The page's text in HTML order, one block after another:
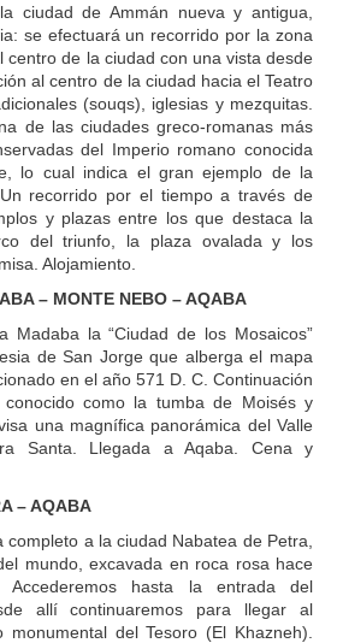
ciudad de Ammán nueva y antigua,
se efectuará un recorrido por la zona
centro de la ciudad con una vista desde
al centro de la ciudad hacia el Teatro
(souqs), iglesias y mezquitas.
de las ciudades greco-romanas más
del Imperio romano conocida
lo cual indica el gran ejemplo de la
recorrido por el tiempo a través de
y plazas entre los que destaca la
del triunfo, la plaza ovalada y los
Alojamiento.
– MONTE NEBO – AQABA
Madaba la “Ciudad de los Mosaicos”
de San Jorge que alberga el mapa
en el año 571 D. C. Continuación
como la tumba de Moisés y
una magnífica panorámica del Valle
Santa. Llegada a Aqaba. Cena y
– AQABA
a la ciudad Nabatea de Petra,
mundo, excavada en roca rosa hace
hasta la entrada del
allí continuaremos para llegar al
monumental del Tesoro (El Khazneh).